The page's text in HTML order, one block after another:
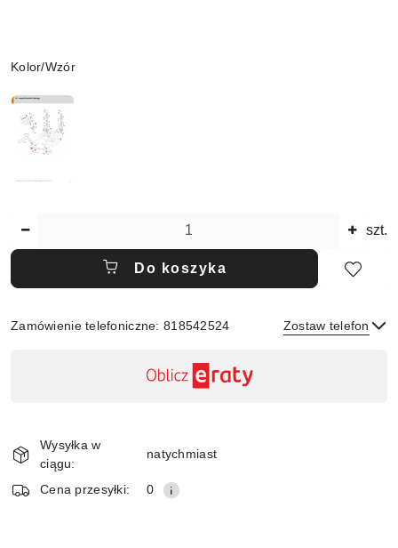
Wariant
Kolor/Wzór
szt.
Do koszyka
Zamówienie telefoniczne: 818542524 Zostaw telefon
dostawa
Wysyłka w
ciągu:
natychmiast
Cena przesyłki: 0